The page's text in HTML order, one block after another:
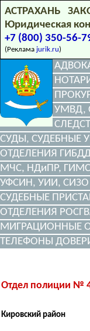
АСТРАХАНЬ
Юридическая
+7 (800) 350-56-
(Реклама jurik.ru)
УМВД,
СУДЫ, СУДЕБНЫЕ
ОТДЕЛЕНИЯ
МЧС, НДиПР,
УФСИН, УИИ, СИЗО
СУДЕБНЫЕ
ОТДЕЛЕНИЯ
МИГРАЦИОННЫЕ
ТЕЛЕФОНЫ
Отдел полиции №
Кировский район